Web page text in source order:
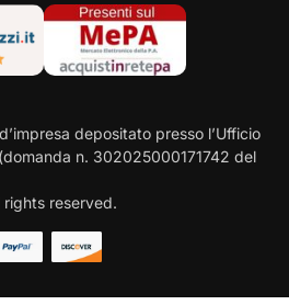
depositato presso l’Ufficio
n. 302025000171742 del
rights reserved.